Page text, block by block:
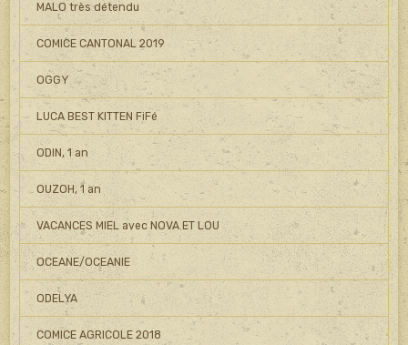
MALO très détendu
COMICE CANTONAL 2019
OGGY
LUCA BEST KITTEN FiFé
ODIN, 1 an
OUZOH, 1 an
VACANCES MIEL avec NOVA ET LOU
OCEANE/OCEANIE
ODELYA
COMICE AGRICOLE 2018